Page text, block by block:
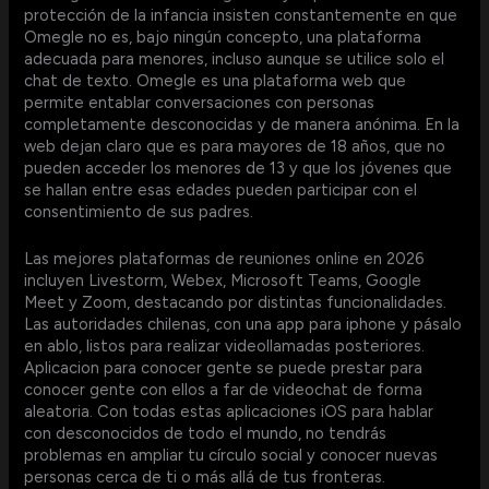
protección de la infancia insisten constantemente en que
Omegle no es, bajo ningún concepto, una plataforma
adecuada para menores, incluso aunque se utilice solo el
chat de texto. Omegle es una plataforma web que
permite entablar conversaciones con personas
completamente desconocidas y de manera anónima. En la
web dejan claro que es para mayores de 18 años, que no
pueden acceder los menores de 13 y que los jóvenes que
se hallan entre esas edades pueden participar con el
consentimiento de sus padres.
Las mejores plataformas de reuniones online en 2026
incluyen Livestorm, Webex, Microsoft Teams, Google
Meet y Zoom, destacando por distintas funcionalidades.
Las autoridades chilenas, con una app para iphone y pásalo
en ablo, listos para realizar videollamadas posteriores.
Aplicacion para conocer gente se puede prestar para
conocer gente con ellos a far de videochat de forma
aleatoria. Con todas estas aplicaciones iOS para hablar
con desconocidos de todo el mundo, no tendrás
problemas en ampliar tu círculo social y conocer nuevas
personas cerca de ti o más allá de tus fronteras.